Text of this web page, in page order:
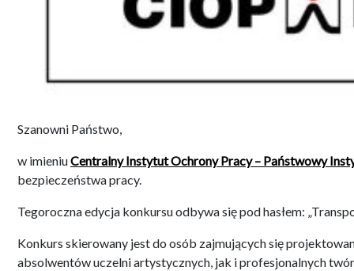
Szanowni Państwo,
w imieniuCentralny Instytut Ochrony Pracy – Państwowy
bezpieczeństwa pracy.
Tegoroczna edycja konkursu odbywa się pod hasłem:
Konkurs skierowany jest do osób zajmujących się
absolwentów uczelni artystycznych, jak i profesjonalnych